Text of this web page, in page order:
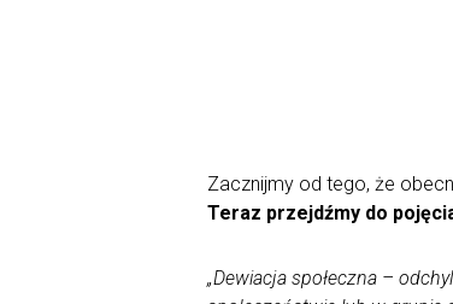
Zacznijmy od tego, że
Teraz przejdźmy do
„Dewiacja społeczna –